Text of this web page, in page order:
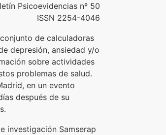
Psicoevidencias nº 50
ISSN 2254-4046
de calculadoras
depresión, ansiedad y/o
sobre actividades
problemas de salud.
en un evento
después de su
investigación Samserap